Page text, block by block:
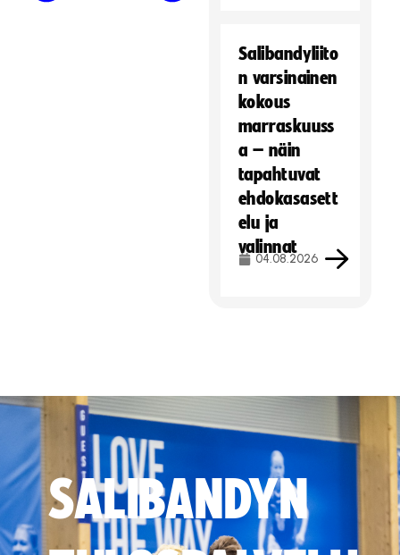
Salibandyliito
n varsinainen
kokous
marraskuuss
a – näin
tapahtuvat
ehdokasasett
elu ja
valinnat
04.08.2026
SALIBANDYN